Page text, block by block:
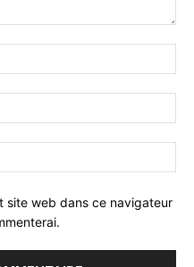
site web dans ce navigateur